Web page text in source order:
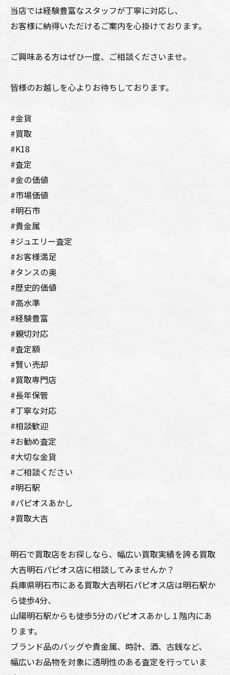
当店では経験豊富なスタッフが丁寧に対応し、
お客様に納得いただけるご案内を心掛けております。
ご興味ある方はぜひ一度、ご相談くださいませ。
皆様のお越しを心よりお待ちしております。
#金貨
#買取
#K18
#査定
#金の価値
#市場価値
#明石市
#貴金属
#ジュエリー査定
#お客様満足
#タンスの奥
#歴史的価値
#高水準
#経験豊富
#親切対応
#査定額
#賢い売却
#買取専門店
#長年保管
#丁寧な対応
#相談歓迎
#お勧め査定
#大切な金貨
#ご相談ください
#明石駅
#パピオスあかし
#買取大吉
明石で買取店をお探しなら、幅広い買取実績を誇る買取
大吉明石パピオス店に相談してみませんか？
兵庫県明石市にある買取大吉明石パピオス店は明石駅か
ら徒歩4分、
山陽明石駅からも徒歩5分のパピオスあかし１階内にあ
ります。
ブランド品のバッグや貴金属、時計、酒、古銭など、
幅広いお品物を対象に透明性のある査定を行っていま